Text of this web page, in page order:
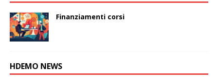
Finanziamenti corsi
HDEMO NEWS